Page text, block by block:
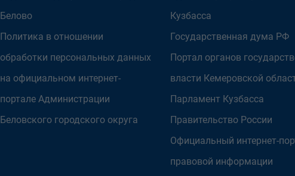
Белово
Политика в отношении
обработки персональных данных
на официальном интернет-
портале Администрации
Беловского городского округа
Кузбасса
Государственная дума РФ
Портал органов
власти Кемеровской
Парламент Кузбасса
Правительство России
Официальный интернет-
правовой информации